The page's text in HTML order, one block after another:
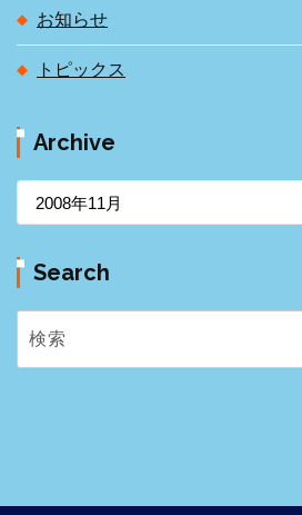
お知らせ
トピックス
Archive
r
c
h
Search